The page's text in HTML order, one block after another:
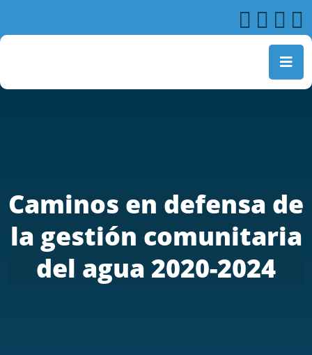
Caminos en defensa de
la gestión comunitaria
del agua 2020-2024